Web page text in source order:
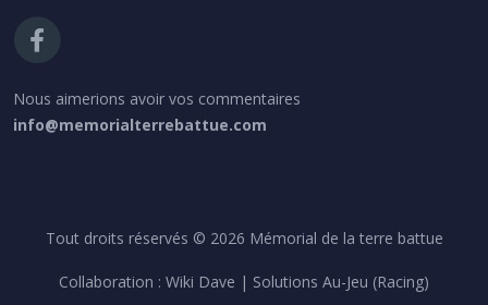
Nous aimerions avoir vos commentaires
info@memorialterrebattue.com
Tout droits réservés © 2026 Mémorial de la terre battue
Collaboration : Wiki Dave | Solutions Au-Jeu (Racing)